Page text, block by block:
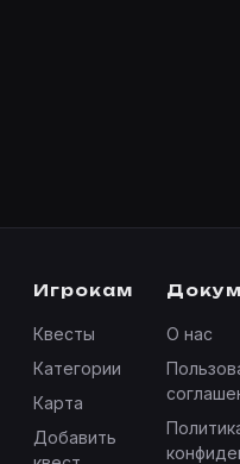
Игрокам
Квесты
Категории
Карта
Добавить
О нас